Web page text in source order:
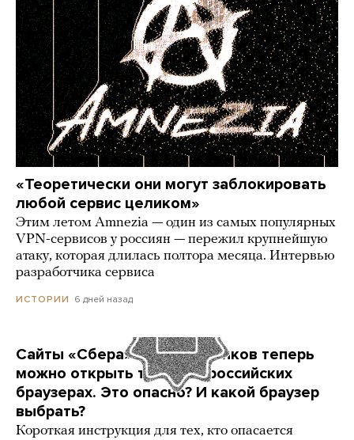
«Теоретически они могут заблокировать
любой сервис целиком»
Этим летом Amnezia — один из самых популярных
VPN-сервисов у россиян — пережил крупнейшую
атаку, которая длилась полтора месяца. Интервью
разработчика сервиса
ИСТОРИИ 6 дней назад
Сайты «Сбера» и других банков теперь
можно открыть только в российских
браузерах. Это опасно? И какой браузер
выбрать?
Короткая инструкция для тех, кто опасается